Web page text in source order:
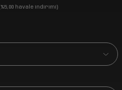
(%5,00 havale indirimi)